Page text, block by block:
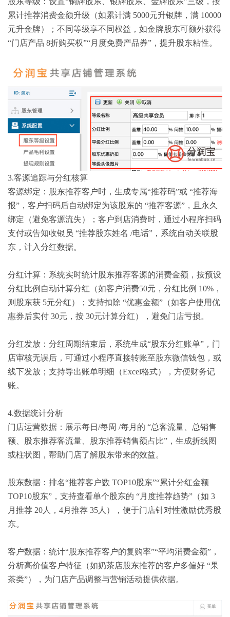
累计推荐消费金额升级（如累计满 5000元升银牌，满 10000
元升金牌）；不同等级享不同权益，如金牌股东可额外获得
“门店产品 8折购买权”“月度免费产品券”，提升股东粘性。
3.客源追踪与分红核算
客源绑定：股东推荐客户时，生成专属“推荐码”或 “推荐海
报”，客户扫码后自动绑定为该股东的 “推荐客源”，且永久
绑定（避免客源流失）；客户到店消费时，通过小程序扫码
支付或告知收银员 “推荐股东姓名 /电话”，系统自动关联股
东，计入分红数据。
分红计算：系统实时统计股东推荐客源的消费金额，按预设
分红比例自动计算分红（如客户消费50元，分红比例 10%，
则股东获 5元分红）；支持扣除 “优惠金额”（如客户使用优
惠券后实付 30元，按 30元计算分红），避免门店亏损。
分红发放：分红周期结束后，系统生成“股东分红账单”，门
店审核无误后，可通过小程序直接转账至股东微信钱包，或
线下发放；支持导出账单明细（Excel格式），方便财务记
账。
4.数据统计分析
门店运营数据：展示每日/每周 /每月的 “总客流量、总销售
额、股东推荐客流量、股东推荐销售额占比”，生成折线图
或柱状图，帮助门店了解股东带来的效益。
股东数据：排名“推荐客户数 TOP10股东”“累计分红金额
TOP10股东”，支持查看单个股东的 “月度推荐趋势”（如 3
月推荐 20人，4月推荐 35人），便于门店针对性激励优秀股
东。
客户数据：统计“股东推荐客户的复购率”“平均消费金额”，
分析高价值客户特征（如奶茶店股东推荐的客户多偏好 “果
茶类”），为门店产品调整与营销活动提供依据。